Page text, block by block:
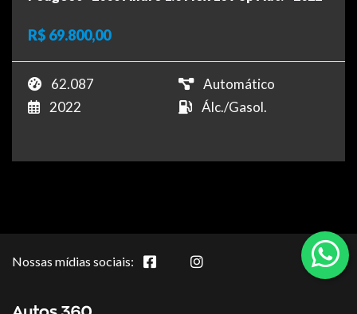
R$ 69.800,00
62.087
Automático
2022
Álc./Gasol.
Nossas mídias sociais: